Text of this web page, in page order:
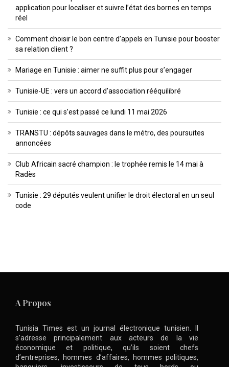
application pour localiser et suivre l’état des bornes en temps
réel
Comment choisir le bon centre d’appels en Tunisie pour booster
sa relation client ?
Mariage en Tunisie : aimer ne suffit plus pour s’engager
Tunisie-UE : vers un accord d’association rééquilibré
Tunisie : ce qui s’est passé ce lundi 11 mai 2026
TRANSTU : dépôts sauvages dans le métro, des poursuites
annoncées
Club Africain sacré champion : le trophée remis le 14 mai à
Radès
Tunisie : 29 députés veulent unifier le droit électoral en un seul
code
A Propos
Tunisia Times est un journal électronique tunisien. Il
s’adresse principalement aux acteurs de la vie
économique et politique, qu’ils soient chefs
d’entreprises, hommes d’affaires, hommes politiques,